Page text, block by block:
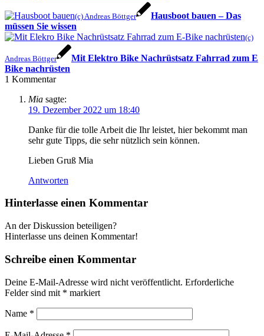
(c) Andreas Böttger
Hausboot bauen – Das
müssen Sie wissen
(c)
Andreas Böttger
Mit Elektro Bike Nachrüstsatz Fahrrad zum E
Bike nachrüsten
1 Kommentar
Mia sagte:
19. Dezember 2022 um 18:40
Danke für die tolle Arbeit die Ihr leistet, hier bekommt man
sehr gute Tipps, die sehr nützlich sein können.
Lieben Gruß Mia
Antworten
Hinterlasse einen Kommentar
An der Diskussion beteiligen?
Hinterlasse uns deinen Kommentar!
Schreibe einen Kommentar
Deine E-Mail-Adresse wird nicht veröffentlicht. Erforderliche
Felder sind mit * markiert
Name *